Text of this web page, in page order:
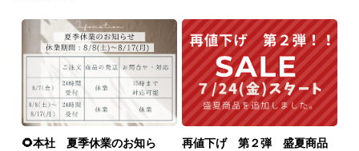
🌻本社 夏季休業のお知ら
再値下げ 第２弾 盛夏商品